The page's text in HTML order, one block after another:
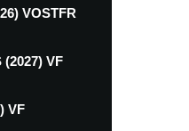
VOSTFR
VF
VF